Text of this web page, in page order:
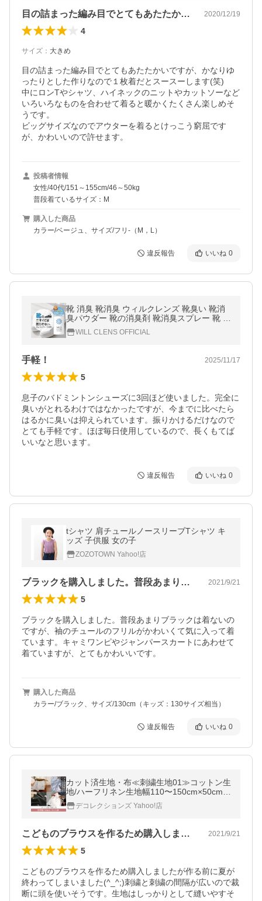
目の詰まった編み目でとてもあたたかいで… 2020/12/19
4
サイズ ： 大きめ
目の詰まった編み目でとてもあたたかいですが、かなりゆ
ったりとした作りなので１枚着だとスースーします(笑)
中にロンTやシャツ、ハイネックのニットやカットソーなど
いろいろなものを合わせて着ると暖かくたくさん楽しめそ
うです。
ビッグサイズなのでアウターを着るとけっこう窮屈です
が、かわいいので許せます。
投稿者情報
女性/40代/151～155cm/46～50kg
普段着ているサイズ：M
購入した商品
カラー/ベージュ、サイズ/フリ-（M，L）
違反報告 いいね 0
靴 消臭 靴消臭 ウィルクレンズ 靴臭い 靴消
臭パウダー 靴の消臭剤 靴消臭スプレー 靴 防
臭 シューズパウダー インソール スニーカー
靴箱 匂い消し 爆買
WILL CLENS OFFICIAL
手軽！ 2025/11/17
5
息子のバドミントンシューズに3回ほど使いました。完全に
臭いがとれるわけではなかったですが、今までに比べたら
はるかに臭いは抑えられています。振りかけるだけなので
とても手軽です。ほぼ毎日使用しているので、長くもてば
いいなと思います。
違反報告 いいね 0
tシャツ 肩チュールノースリーブTシャツ キ
ッズ 子供服 女の子
ZOZOTOWN Yahoo!店
ブラックを購入しました。普段あまりブラ… 2021/9/21
5
ブラックを購入しました。普段あまりブラックは着ないの
ですが、袖のチュールのフリルがかわいくて気に入って着
ています。キャミワンピやジャンパースカートにあわせて
着ていますが、とてもかわいいです。
購入した商品
カラー/ブラック、サイズ/130cm（キッズ：130サイズ相当）
違反報告 いいね 0
カット済生地・布≪刺繍生地01≫コットン生
地/ハーフリネン生地幅110〜150cm×50cm
【メール便対応】
デコレクションズ Yahoo!店
こどものブラウスを作るため購入しました… 2021/9/21
5
こどものブラウスを作るため購入しましたが作る前に夏が
終わってしまいました(^_^;)刺繍と刺繍の間隔が広いので裁
断に頭を使いそうです。生地はしっかりとして縫いやすそ